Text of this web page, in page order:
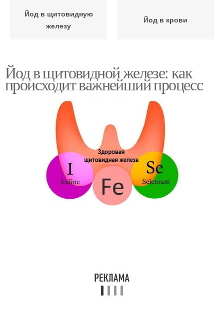
Йод в щитовидную
железу
Йод в крови
Йод в щитовидной железе: как
происходит важнейший процесс